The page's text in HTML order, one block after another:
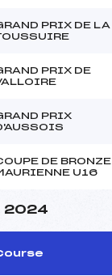
PRIX DE LA
PRIX DE
PRIX
DE BRONZE
U16
2024